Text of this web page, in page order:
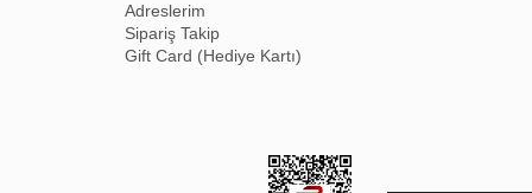
Adreslerim
Sipariş Takip
Gift Card (Hediye Kartı)